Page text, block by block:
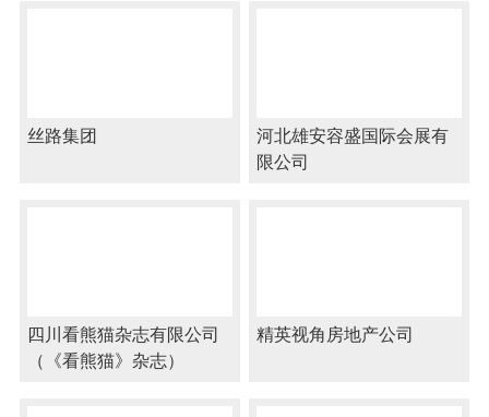
丝路集团
河北雄安容盛国际会展有
限公司
四川看熊猫杂志有限公司
（《看熊猫》杂志）
精英视角房地产公司